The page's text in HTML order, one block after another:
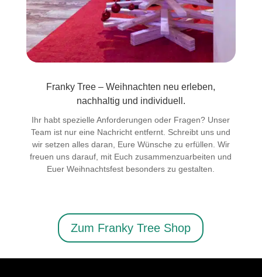
Franky Tree – Weihnachten neu erleben,
nachhaltig und individuell.
Ihr habt spezielle Anforderungen oder Fragen? Unser
Team ist nur eine Nachricht entfernt. Schreibt uns und
wir setzen alles daran, Eure Wünsche zu erfüllen. Wir
freuen uns darauf, mit Euch zusammenzuarbeiten und
Euer Weihnachtsfest besonders zu gestalten.
Zum Franky Tree Shop